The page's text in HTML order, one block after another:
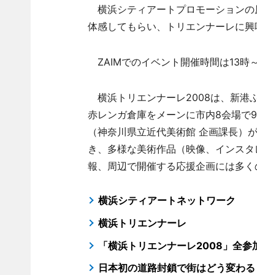
横浜シティアートプロモーション
体感してもらい、トリエンナーレに
ZAIMでのイベント開催時間は13時
横浜トリエンナーレ2008は、新港
赤レンガ倉庫をメーンに市内8会場で
（神奈川県立近代美術館 企画課長）
き、多様な美術作品（映像、インス
報、周辺で開催する応援企画には多く
横浜シティアートネットワーク
横浜トリエンナーレ
「横浜トリエンナーレ2008」全参
日本初の道路封鎖で街はどう変わ